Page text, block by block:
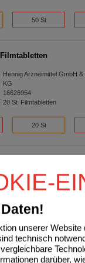
unserer
technisch
darüber,
50 St
Hennig Arzneimittel GmbH &
KG
16626954
20St Filmtabletten
20 St
Hennig Arzneimittel GmbH &
KG
20St Filmtabletten
20 St